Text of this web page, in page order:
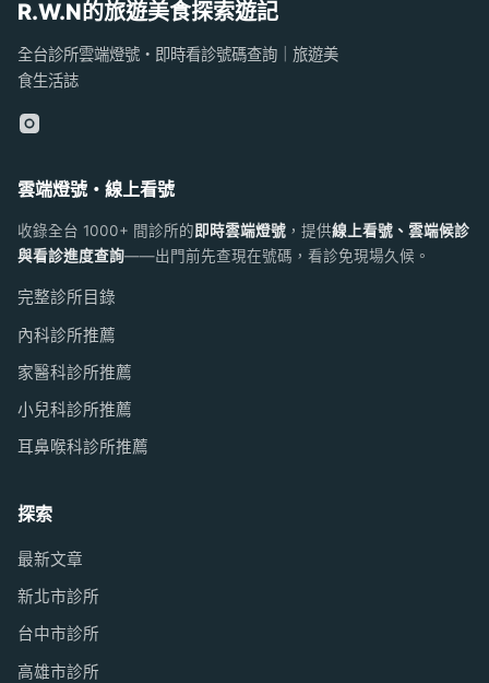
R.W.N的旅遊美食探索遊記
全台診所雲端燈號・即時看診號碼查詢｜旅遊美
食生活誌
雲端燈號・線上看號
收錄全台 1000+ 間診所的即時雲端燈號 ，提供線上看號、雲端候診
與看診進度查詢——出門前先查現在號碼，看診免現場久候。
完整診所目錄
內科診所推薦
家醫科診所推薦
小兒科診所推薦
耳鼻喉科診所推薦
探索
最新文章
新北市診所
台中市診所
高雄市診所